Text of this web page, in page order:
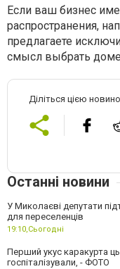
Если ваш бизнес
распространения,
предлагаете
смысл выбрать
Діліться цією
Останні новини
У Миколаєві депутати
для переселенців
19:10, Сьогодні
Перший укус каракурта
госпіталізували, - ФОТО